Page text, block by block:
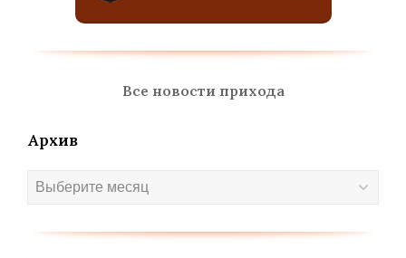
Все новости прихода
Архив
Архив